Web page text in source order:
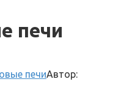
печи
печиАвтор: